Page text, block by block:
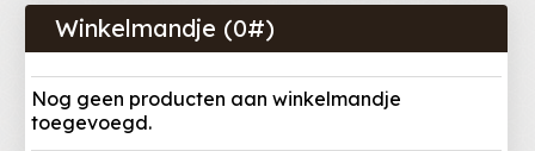
Winkelmandje (0#)
Nog geen producten aan winkelmandje
toegevoegd.